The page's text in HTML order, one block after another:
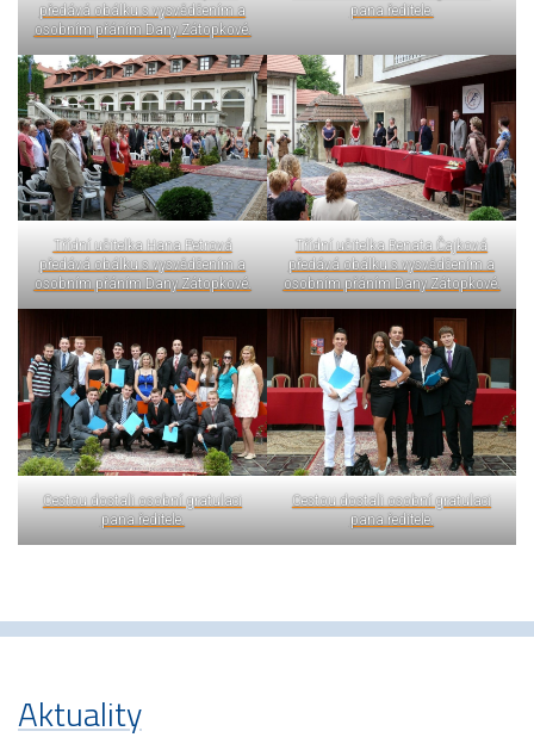
předává obálku s vysvědčením a
osobním přáním Dany Zátopkové.
pana ředitele.
Třídní učitelka Hana Petrová
předává obálku s vysvědčením a
osobním přáním Dany Zátopkové.
Třídní učitelka Renata Čajková
předává obálku s vysvědčením a
osobním přáním Dany Zátopkové.
Cestou dostali osobní gratulaci
pana ředitele.
Cestou dostali osobní gratulaci
pana ředitele.
Aktuality